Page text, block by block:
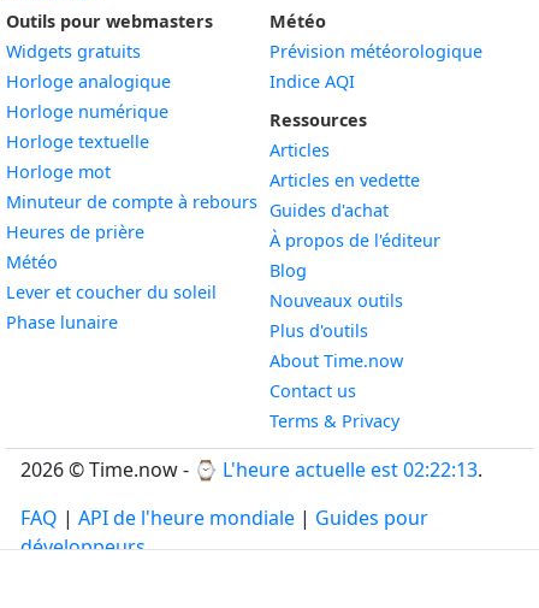
Outils pour webmasters
Widgets gratuits
Horloge analogiqueWidget
Horloge numériqueWidget
Horloge textuelleWidget
Horloge motWidget
Minuteur de compte à rebours Widget
Heures de prièreWidget
Météo
Lever et coucher du soleil
Phase lunaireWidget
Météo
Prévision météorologique
Indice AQI
Ressources
Articles
Articles en vedette
Guides d'achat
À propos de l'éditeur
Blog
Nouveaux outils
Plus d'outils
About Time.now
Contact us
Terms & Privacy
2026 © Time.now - ⌚ L'heure actuelle est 02:22:13.
FAQ | API de l'heure mondiale | Guides pour
développeurs